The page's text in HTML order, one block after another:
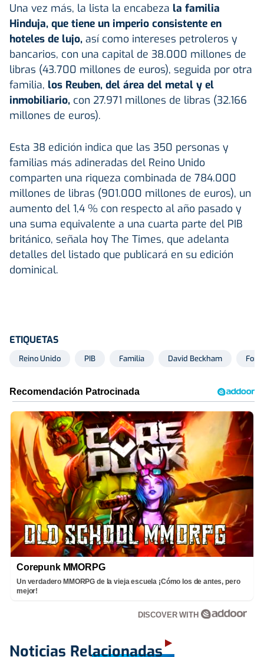
Una vez más, la lista la encabeza la familia
Hinduja, que tiene un imperio consistente en
hoteles de lujo, así como intereses petroleros y
bancarios, con una capital de 38.000 millones de
libras (43.700 millones de euros), seguida por otra
familia, los Reuben, del área del metal y el
inmobiliario, con 27.971 millones de libras (32.166
millones de euros).
Esta 38 edición indica que las 350 personas y
familias más adineradas del Reino Unido
comparten una riqueza combinada de 784.000
millones de libras (901.000 millones de euros), un
aumento del 1,4 % con respecto al año pasado y
una suma equivalente a una cuarta parte del PIB
británico, señala hoy The Times, que adelanta
detalles del listado que publicará en su edición
dominical.
ETIQUETAS
Reino Unido PIB Familia David Beckham
Corepunk MMORPG
Un verdadero MMORPG de la vieja escuela ¡Cómo los de antes, pero
mejor!
DISCOVER WITH
Noticias Relacionadas